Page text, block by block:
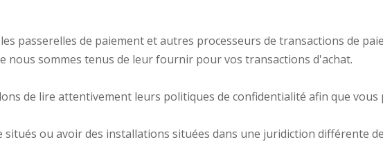
passerelles de paiement et autres processeurs de transactions de
sommes tenus de leur fournir pour vos transactions d'achat.
de lire attentivement leurs politiques de confidentialité afin que
ou avoir des installations situées dans une juridiction différente